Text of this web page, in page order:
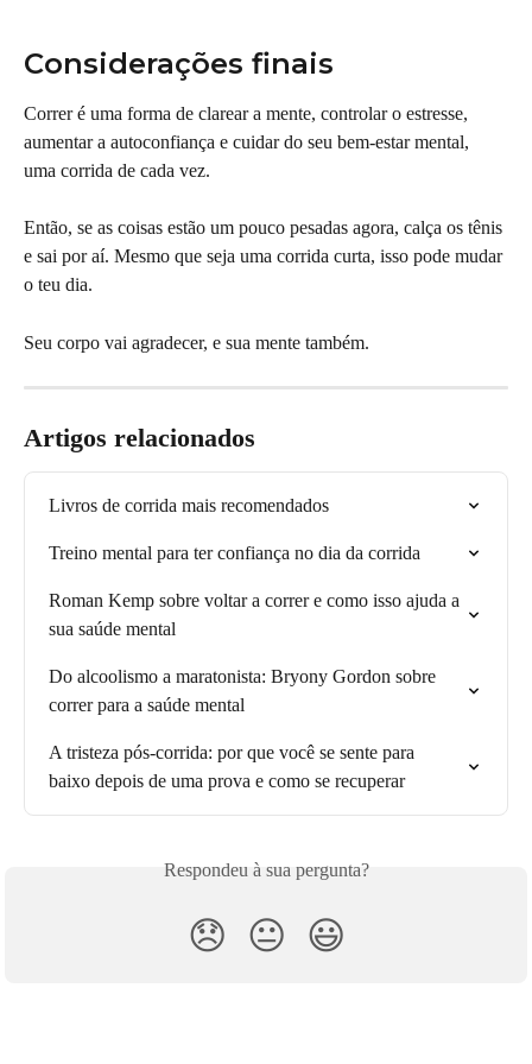
Considerações finais
Correr é uma forma de clarear a mente, controlar o estresse,
aumentar a autoconfiança e cuidar do seu bem-estar mental,
uma corrida de cada vez.
Então, se as coisas estão um pouco pesadas agora, calça os tênis
e sai por aí. Mesmo que seja uma corrida curta, isso pode mudar
o teu dia.
Seu corpo vai agradecer, e sua mente também.
Artigos relacionados
Livros de corrida mais recomendados
Treino mental para ter confiança no dia da corrida
Roman Kemp sobre voltar a correr e como isso ajuda a
sua saúde mental
Do alcoolismo a maratonista: Bryony Gordon sobre
correr para a saúde mental
A tristeza pós-corrida: por que você se sente para
baixo depois de uma prova e como se recuperar
Respondeu à sua pergunta?
😞 😐 😃